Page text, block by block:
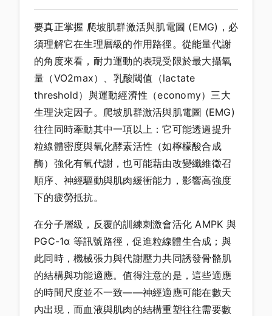
要真正掌握 爬坡肌群激活與肌電圖 (EMG)，必
須理解它在生理層級的作用路徑。從能量代謝
的角度來看，耐力運動的表現受限於最大攝氧
量（VO2max）、乳酸閾值（lactate
threshold）與運動經濟性（economy）三大
生理決定因子。爬坡肌群激活與肌電圖 (EMG)
往往同時牽動其中一項以上：它可能透過提升
粒線體密度與氧化酵素活性（如檸檬酸合成
酶）強化有氧代謝，也可能藉由改變纖維徵召
順序、神經驅動與肌肉緩衝能力，影響高強度
下的疲勞抵抗。
在分子層級，反覆的訓練刺激會活化 AMPK 與
PGC-1α 等訊號路徑，促進粒線體生合成；與
此同時，機械張力與代謝壓力共同誘發骨骼肌
的結構與功能適應。值得注意的是，這些適應
的時間尺度並不一致——神經適應可能在數天
內出現，而血液與肌肉的結構重塑往往需要數